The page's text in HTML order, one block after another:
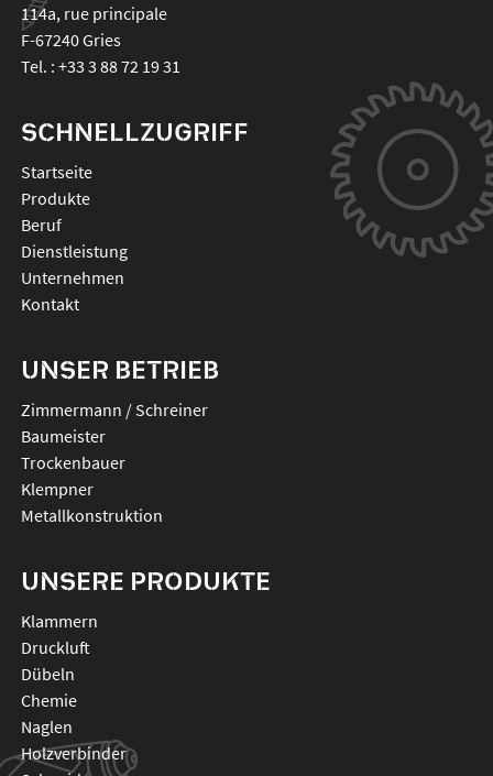
114a, rue principale
F-67240Gries
Tel. : +33 3 88 72 19 31
SCHNELLZUGRIFF
Startseite
Produkte
Beruf
Dienstleistung
Unternehmen
Kontakt
UNSER BETRIEB
Zimmermann / Schreiner
Baumeister
Trockenbauer
Klempner
Metallkonstruktion
UNSERE PRODUKTE
klammern
druckluft
dübeln
chemie
naglen
holzverbinder